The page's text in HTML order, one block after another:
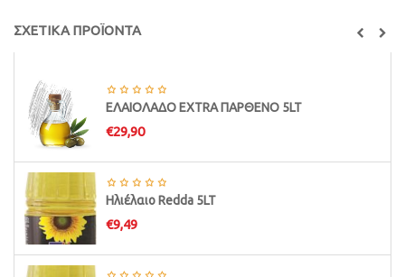
ΣΧΕΤΙΚΑ ΠΡΟΪΟΝΤΑ
ΕΛΑΙΟΛΑΔΟ EXTRA ΠΑΡΘΕΝΟ 5LT
€29,90
Ηλιέλαιο Redda 5LT
€9,49